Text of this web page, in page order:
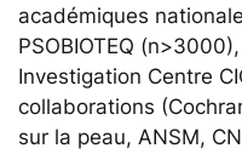
académiques
PSOBIOTEQ
Investigation Centre
collaborations
sur la peau, ANSM,